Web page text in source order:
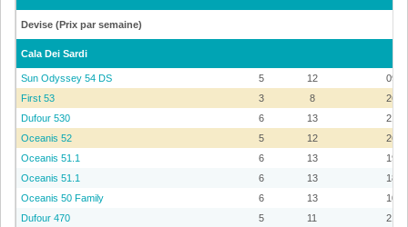
de
Medici
(Toscane)
Devise (Prix par semaine)
Cala Dei Sardi
Sun Odyssey 54 DS 5 12
09
First 53
3 8
26
Dufour 530
6 13
21
Oceanis 52
5 12
26
Oceanis 51.1
6 13
19
Oceanis 51.1
6 13
18
Oceanis 50 Family
6 13
10
Dufour 470
5 11
21